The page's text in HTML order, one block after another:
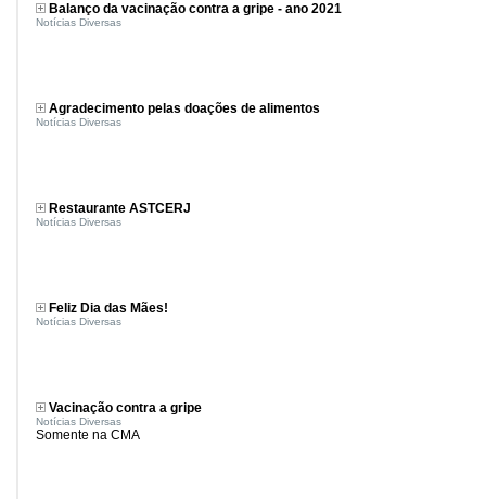
Balanço da vacinação contra a gripe - ano 2021
Notícias Diversas
Agradecimento pelas doações de alimentos
Notícias Diversas
Restaurante ASTCERJ
Notícias Diversas
Feliz Dia das Mães!
Notícias Diversas
Vacinação contra a gripe
Notícias Diversas
Somente na CMA